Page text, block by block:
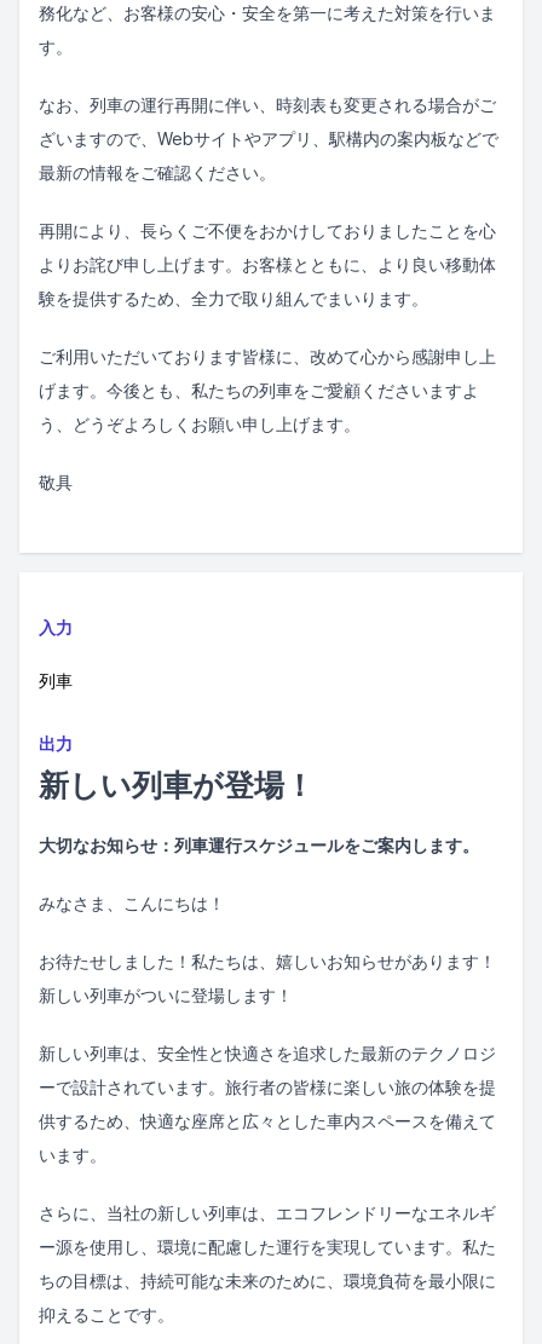
務化など、お客様の安心・安全を第一に考えた対策を行いま
す。
なお、列車の運行再開に伴い、時刻表も変更される場合がご
ざいますので、Webサイトやアプリ、駅構内の案内板などで
最新の情報をご確認ください。
再開により、長らくご不便をおかけしておりましたことを心
よりお詫び申し上げます。お客様とともに、より良い移動体
験を提供するため、全力で取り組んでまいります。
ご利用いただいております皆様に、改めて心から感謝申し上
げます。今後とも、私たちの列車をご愛顧くださいますよ
う、どうぞよろしくお願い申し上げます。
敬具
入力
列車
出力
新しい列車が登場！
大切なお知らせ：列車運行スケジュールをご案内します。
みなさま、こんにちは！
お待たせしました！私たちは、嬉しいお知らせがあります！
新しい列車がついに登場します！
新しい列車は、安全性と快適さを追求した最新のテクノロジ
ーで設計されています。旅行者の皆様に楽しい旅の体験を提
供するため、快適な座席と広々とした車内スペースを備えて
います。
さらに、当社の新しい列車は、エコフレンドリーなエネルギ
ー源を使用し、環境に配慮した運行を実現しています。私た
ちの目標は、持続可能な未来のために、環境負荷を最小限に
抑えることです。